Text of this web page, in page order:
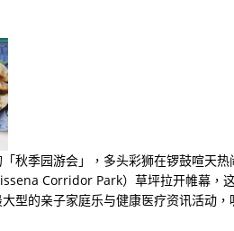
秋季园游会」，多头彩狮在锣鼓喧天
Corridor Park）草坪拉开帷幕，
型的亲子家庭乐与健康医疗资讯活动